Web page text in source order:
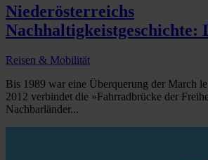
Niederösterreichs
Nachhaltigkeistgeschichte:
Reisen & Mobilität
Bis 1989 war eine Überquerung der March
2012 verbindet die »Fahrradbrücke der
Nachbarländer...